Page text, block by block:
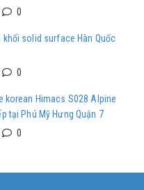
0
khối solid surface Hàn Quốc
0
korean Himacs S028 Alpine
tại Phú Mỹ Hưng Quận 7
0